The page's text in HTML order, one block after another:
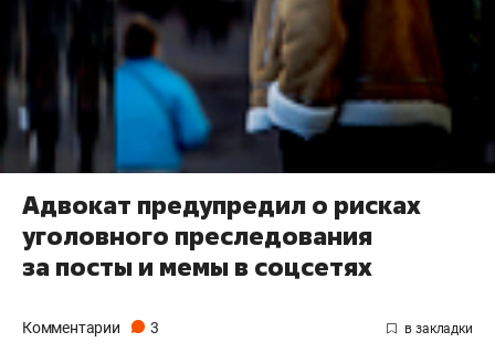
Адвокат предупредил о рисках
уголовного преследования
за посты и мемы в соцсетях
Комментарии 3